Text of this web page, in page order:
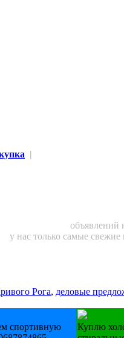
|
объявлений
у нас только самые
Рога, деловые
спортивную
Куплю